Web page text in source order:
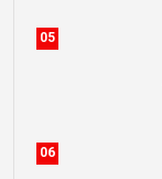
05
06